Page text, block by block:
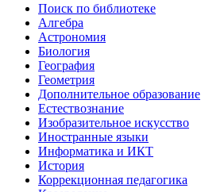
Поиск по библиотеке
Алгебра
Астрономия
Биология
География
Геометрия
Дополнительное образование
Естествознание
Изобразительное искусство
Иностранные языки
Информатика и ИКТ
История
Коррекционная педагогика